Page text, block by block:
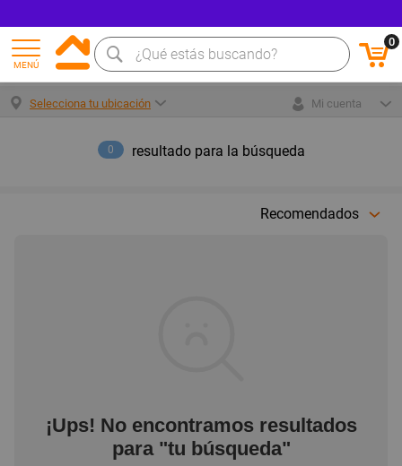
MENÚ
0
Selecciona tu ubicación Mi cuenta
0 resultado para la búsqueda
Recomendados
¡Ups! No encontramos resultados
para "tu búsqueda"